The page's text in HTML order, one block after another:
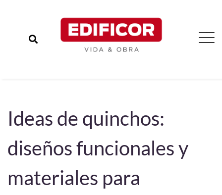
Ideas de quinchos:
diseños funcionales y
materiales para